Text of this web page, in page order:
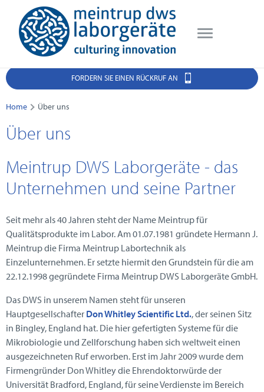
FORDERN SIE EINEN RÜCKRUF AN
Home Über uns
Über uns
Meintrup DWS Laborgeräte - das
Unternehmen und seine Partner
Seit mehr als 40 Jahren steht der Name Meintrup für
Qualitätsprodukte im Labor. Am 01.07.1981 gründete Hermann J.
Meintrup die Firma Meintrup Labortechnik als
Einzelunternehmen. Er setzte hiermit den Grundstein für die am
22.12.1998 gegründete Firma Meintrup DWS Laborgeräte GmbH.
Das DWS in unserem Namen steht für unseren
Hauptgesellschafter Don Whitley Scientific Ltd., der seinen Sitz
in Bingley, England hat. Die hier gefertigten Systeme für die
Mikrobiologie und Zellforschung haben sich weltweit einen
ausgezeichneten Ruf erworben. Erst im Jahr 2009 wurde dem
Firmengründer Don Whitley die Ehrendoktorwürde der
Universität Bradford, England, für seine Verdienste im Bereich